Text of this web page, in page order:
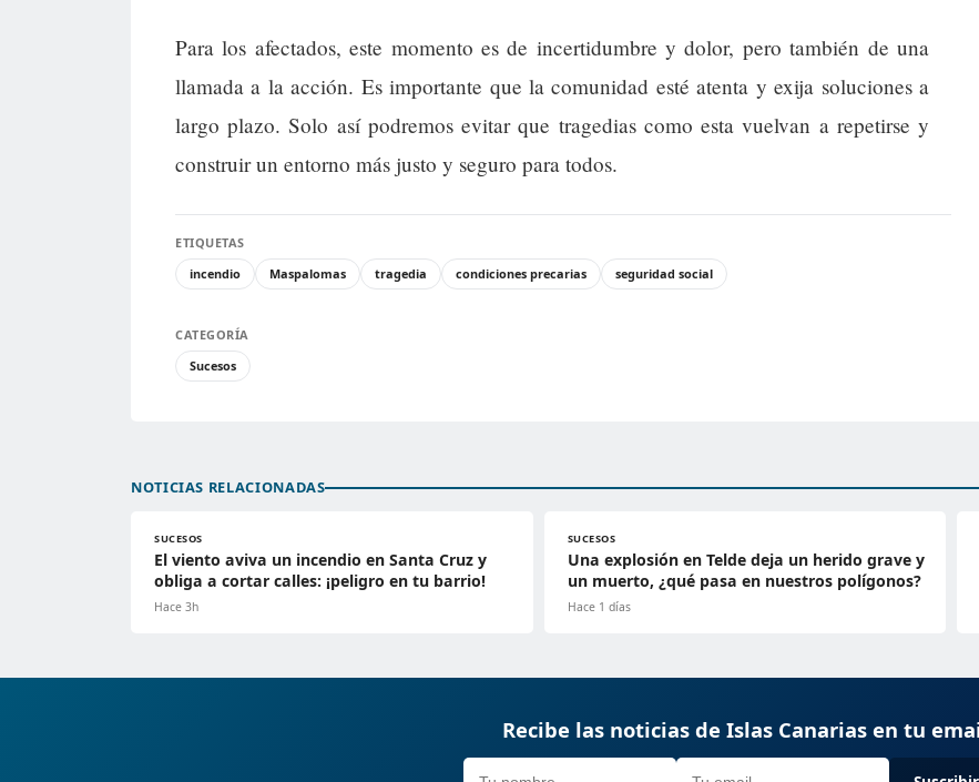
Para los afectados, este momento es de incertidumbre y dolor, pero también de una
llamada a la acción. Es importante que la comunidad esté atenta y exija soluciones a
largo plazo. Solo así podremos evitar que tragedias como esta vuelvan a repetirse y
construir un entorno más justo y seguro para todos.
ETIQUETAS
incendio
Maspalomas tragedia condiciones precarias seguridad social
CATEGORÍA
Sucesos
NOTICIAS RELACIONADAS
SUCESOS
El viento aviva un incendio en Santa Cruz y
obliga a cortar calles: ¡peligro en tu barrio!
Hace 3h
SUCESOS
Una explosión en Telde deja un herido grave y
un muerto, ¿qué pasa en nuestros polígonos?
Hace 1 días
Recibe las noticias de Islas Canarias en tu